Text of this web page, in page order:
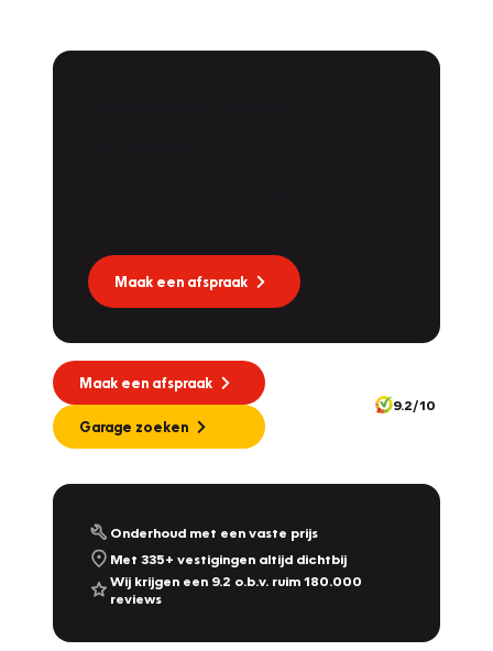
Maak een afspraak
Maak een afspraak
Garage zoeken
9.2/10
Onderhoud met een vaste prijs
Met 335+ vestigingen altijd dichtbij
Wij krijgen een 9.2 o.b.v. ruim 180.000
reviews